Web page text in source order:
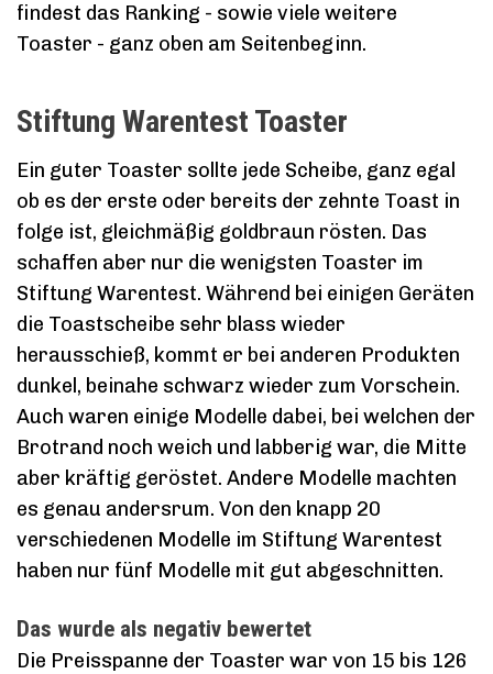
findest das Ranking - sowie viele weitere
Toaster - ganz oben am Seitenbeginn.
Stiftung Warentest Toaster
Ein guter Toaster sollte jede Scheibe, ganz egal
ob es der erste oder bereits der zehnte Toast in
folge ist, gleichmäßig goldbraun rösten. Das
schaffen aber nur die wenigsten Toaster im
Stiftung Warentest. Während bei einigen Geräten
die Toastscheibe sehr blass wieder
herausschieß, kommt er bei anderen Produkten
dunkel, beinahe schwarz wieder zum Vorschein.
Auch waren einige Modelle dabei, bei welchen der
Brotrand noch weich und labberig war, die Mitte
aber kräftig geröstet. Andere Modelle machten
es genau andersrum. Von den knapp 20
verschiedenen Modelle im Stiftung Warentest
haben nur fünf Modelle mit gut abgeschnitten.
Das wurde als negativ bewertet
Die Preisspanne der Toaster war von 15 bis 126